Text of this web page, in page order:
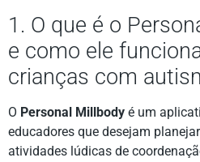
1. O que é o
e como ele
crianças com
O Personal Millbody é um
educadores que desejam
atividades lúdicas de